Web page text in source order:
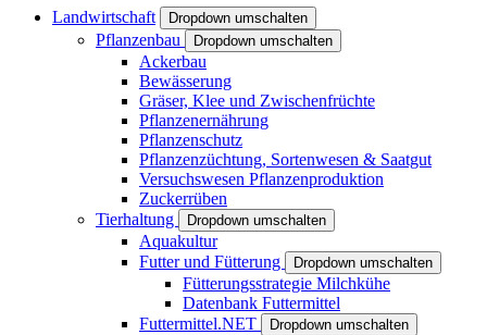
Landwirtschaft Dropdown umschalten
Pflanzenbau Dropdown umschalten
Ackerbau
Bewässerung
Gräser, Klee und Zwischenfrüchte
Pflanzenernährung
Pflanzenschutz
Pflanzenzüchtung, Sortenwesen & Saatgut
Versuchswesen Pflanzenproduktion
Zuckerrüben
Tierhaltung
Dropdown umschalten
Aquakultur
Futter und Fütterung
Dropdown umschalten
Fütterungsstrategie Milchkühe
Datenbank Futtermittel
Futtermittel.NET
Dropdown umschalten